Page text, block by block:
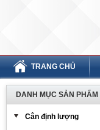
TRANG CHỦ
DANH MỤC SẢN PHẨM
Cân định lượng